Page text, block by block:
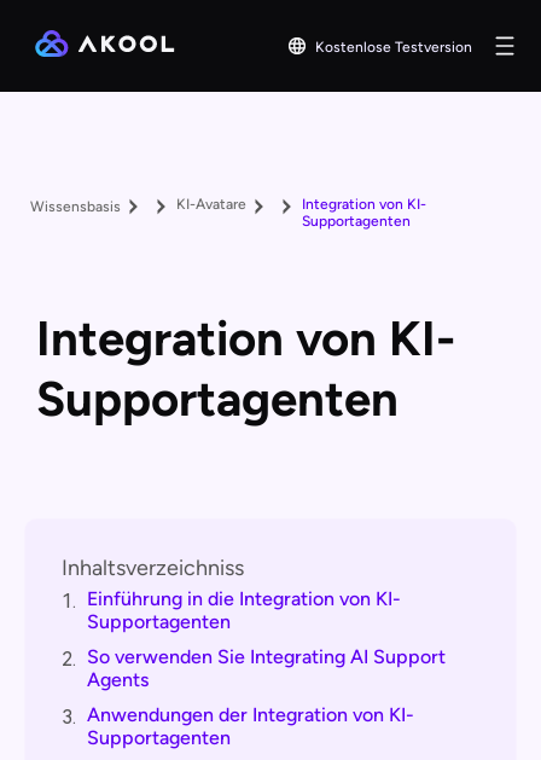
Kostenlose Testversion
Wissensbasis KI-Avatare
Integration von KI-
Supportagenten
Integration von KI-
Supportagenten
Inhaltsverzeichniss
1. Einführung in die Integration von KI-
Supportagenten
2. So verwenden Sie Integrating AI Support
Agents
3. Anwendungen der Integration von KI-
Supportagenten